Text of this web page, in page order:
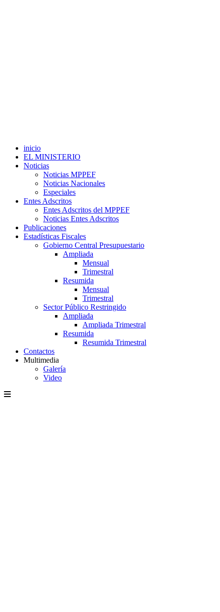
inicio
EL MINISTERIO
Noticias
Noticias MPPEF
Noticias Nacionales
Especiales
Entes Adscritos
Entes Adscritos del MPPEF
Noticias Entes Adscritos
Publicaciones
Estadísticas Fiscales
Gobierno Central Presupuestario
Ampliada
Mensual
Trimestral
Resumida
Mensual
Trimestral
Sector Público Restringido
Ampliada
Ampliada Trimestral
Resumida
Resumida Trimestral
Contactos
Multimedia
Galería
Video